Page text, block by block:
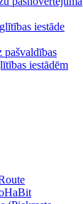
iestāde
pašvaldības
iestādēm